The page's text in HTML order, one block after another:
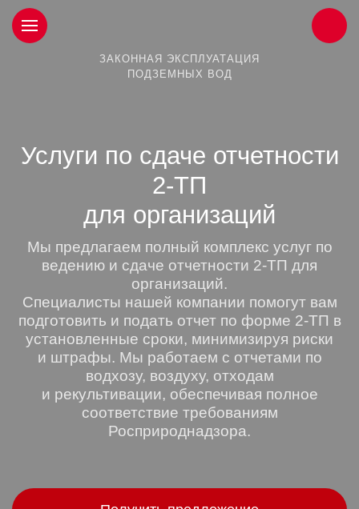
ЗАКОННАЯ ЭКСПЛУАТАЦИЯ
ПОДЗЕМНЫХ ВОД
Услуги по сдаче отчетности
2-ТП
для организаций
Мы предлагаем полный комплекс услуг по
ведению и сдаче отчетности 2-ТП для
организаций.
Специалисты нашей компании помогут вам
подготовить и подать отчет по форме 2-ТП в
установленные сроки, минимизируя риски
и штрафы. Мы работаем с отчетами по
водхозу, воздуху, отходам
и рекультивации, обеспечивая полное
соответствие требованиям
Росприроднадзора.